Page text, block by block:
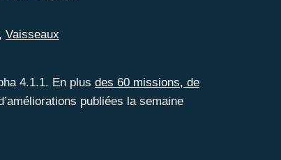
, Vaisseaux
4.1.1. En plus des 60 missions, de
publiées la semaine